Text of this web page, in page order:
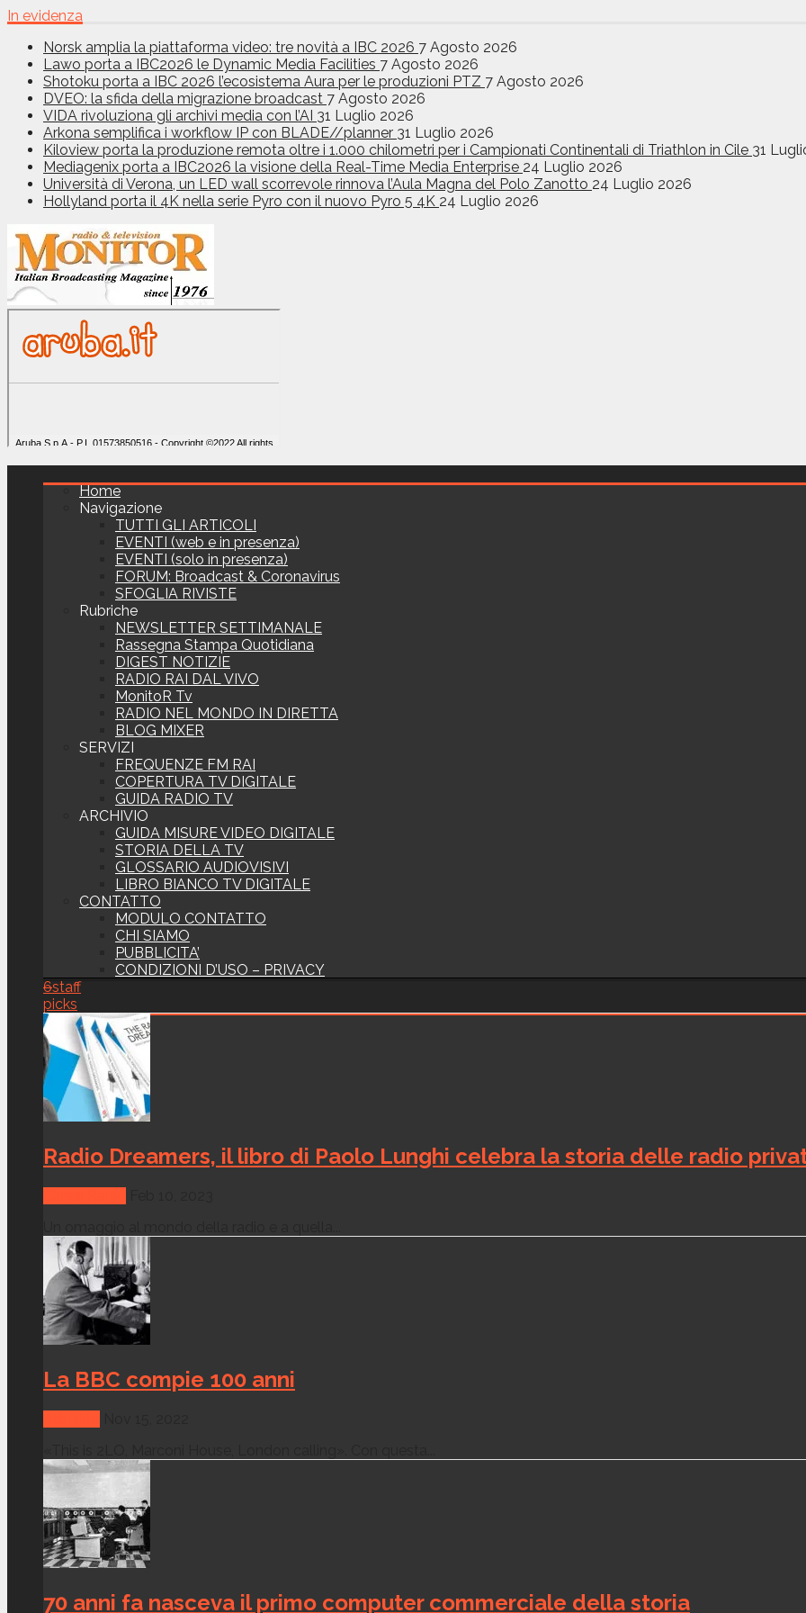
In evidenza
Norsk amplia la piattaforma video: tre novità a IBC 2026 7 Agosto 2026
Lawo porta a IBC2026 le Dynamic Media Facilities 7 Agosto 2026
Shotoku porta a IBC 2026 l’ecosistema Aura per le produzioni PTZ 7 Agosto 2026
DVEO: la sfida della migrazione broadcast 7 Agosto 2026
VIDA rivoluziona gli archivi media con l’AI 31 Luglio 2026
Arkona semplifica i workflow IP con BLADE//planner 31 Luglio 2026
Kiloview porta la produzione remota oltre i 1.000 chilometri per i Campionati Continentali di Triathlon in Cile 31
Mediagenix porta a IBC2026 la visione della Real-Time Media Enterprise 24 Luglio 2026
Università di Verona, un LED wall scorrevole rinnova l’Aula Magna del Polo Zanotto 24 Luglio 2026
Hollyland porta il 4K nella serie Pyro con il nuovo Pyro 5 4K 24 Luglio 2026
Home
Navigazione
TUTTI GLI ARTICOLI
EVENTI (web e in presenza)
EVENTI (solo in presenza)
FORUM: Broadcast & Coronavirus
SFOGLIA RIVISTE
Rubriche
NEWSLETTER SETTIMANALE
Rassegna Stampa Quotidiana
DIGEST NOTIZIE
RADIO RAI DAL VIVO
MonitoR Tv
RADIO NEL MONDO IN DIRETTA
BLOG MIXER
SERVIZI
FREQUENZE FM RAI
COPERTURA TV DIGITALE
GUIDA RADIO TV
ARCHIVIO
GUIDA MISURE VIDEO DIGITALE
STORIA DELLA TV
GLOSSARIO AUDIOVISIVI
LIBRO BIANCO TV DIGITALE
CONTATTO
MODULO CONTATTO
CHI SIAMO
PUBBLICITA’
CONDIZIONI D’USO – PRIVACY
6staff
picks
Radio Dreamers, il libro di Paolo Lunghi celebra la storia delle radio
La BBC compie 100 anni
70 anni fa nasceva il primo computer commerciale della storia